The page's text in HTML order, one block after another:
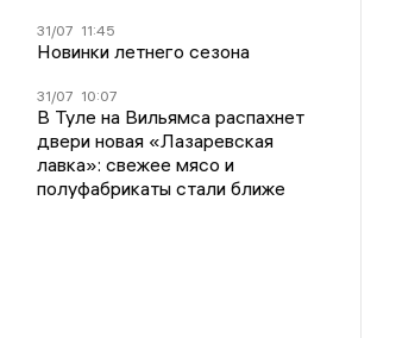
31/07 11:45
Новинки летнего сезона
31/07 10:07
В Туле на Вильямса распахнет
двери новая «Лазаревская
лавка»: свежее мясо и
полуфабрикаты стали ближе